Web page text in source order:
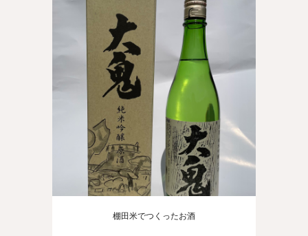
棚田米でつくったお酒